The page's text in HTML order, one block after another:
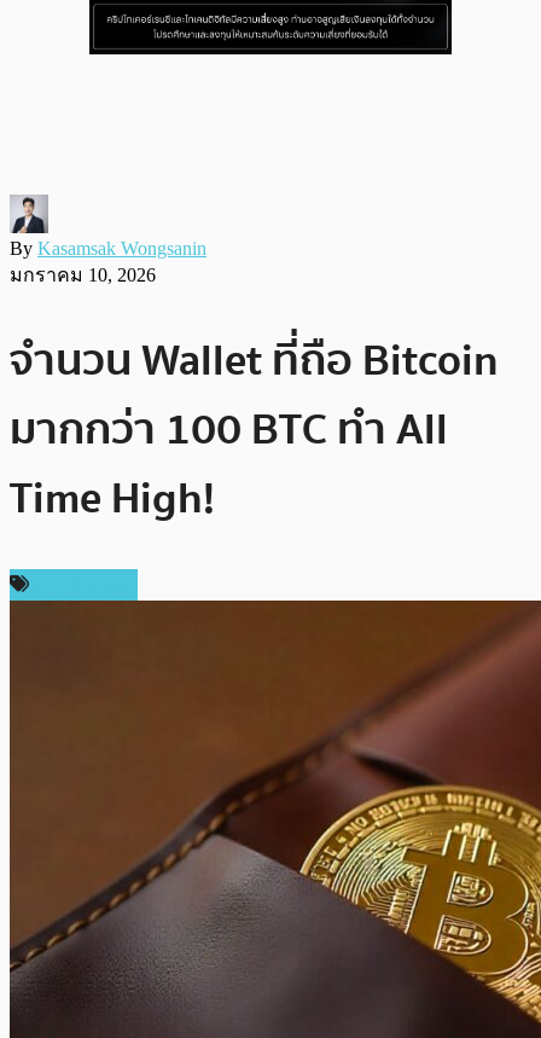
By Kasamsak Wongsanin
มกราคม 10, 2026
จำนวน Wallet ที่ถือ Bitcoin
มากกว่า 100 BTC ทำ All
Time High!